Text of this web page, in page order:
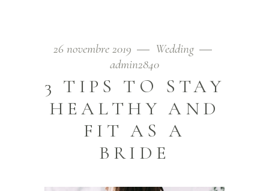
26 novembre 2019
Wedding
admin2840
3 TIPS TO STAY
HEALTHY AND
FIT AS A
BRIDE